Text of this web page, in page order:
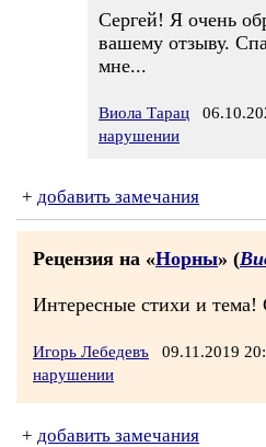
Сергей! Я очень
вашему отзыву.
мне...
Виола Тарац
нарушении
+ добавить замечания
Рецензия на «Норны» (
Интересные стихи и тема!
Игорь Лебедевъ 09.11.2019
нарушении
+ добавить замечания